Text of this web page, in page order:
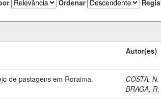
Ordenar
Autor(es)
de pastagens em Roraima. COSTA,
BRAGA, R.